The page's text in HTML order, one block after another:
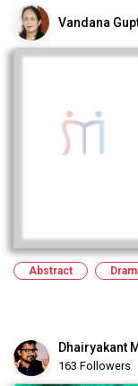
Vandana
Abstract
Dhairyakant
163 Followers